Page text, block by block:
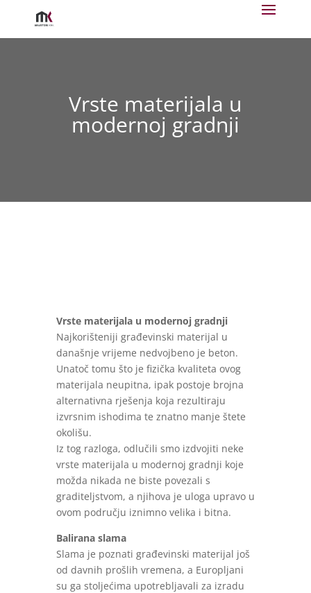
Vrste materijala u
modernoj gradnji
Vrste materijala u modernoj gradnji
Najkorišteniji građevinski materijal u
današnje vrijeme nedvojbeno je beton.
Unatoč tomu što je fizička kvaliteta ovog
materijala neupitna, ipak postoje brojna
alternativna rješenja koja rezultiraju
izvrsnim ishodima te znatno manje štete
okolišu.
Iz tog razloga, odlučili smo izdvojiti neke
vrste materijala u modernoj gradnji koje
možda nikada ne biste povezali s
graditeljstvom, a njihova je uloga upravo u
ovom području iznimno velika i bitna.
Balirana slama
Slama je poznati građevinski materijal još
od davnih prošlih vremena, a Europljani
su ga stoljećima upotrebljavali za izradu